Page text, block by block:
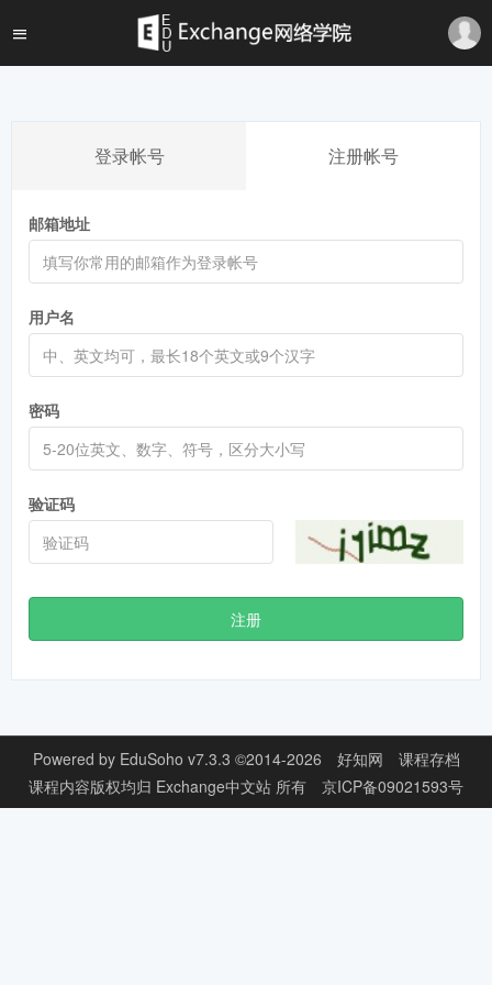
登录帐号 注册帐号
邮箱地址
用户名
密码
验证码
注册
Powered by EduSoho v7.3.3 ©2014-2026 好知网
课程存档
课程内容版权均归 Exchange中文站 所有 京ICP备09021593号